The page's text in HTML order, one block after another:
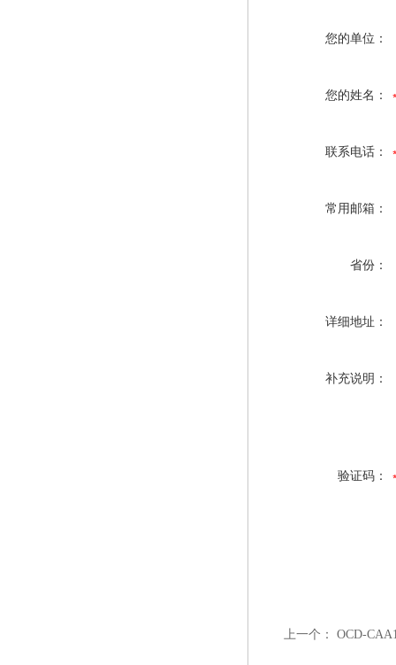
您的单位：
您的姓名：
联系电话：
常用邮箱：
省份：
详细地址：
补充说明：
验证码：
上一个： OCD-